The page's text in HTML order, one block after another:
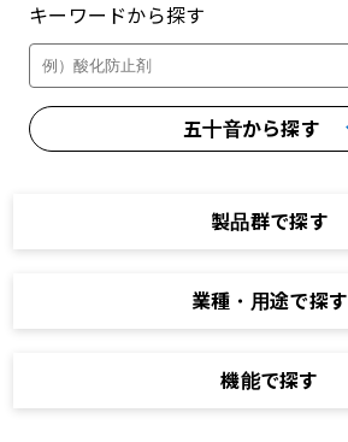
キーワードから探す
五十音から探す
製品群で探す
業種・用途で探す
機能で探す